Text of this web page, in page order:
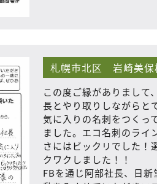
札幌市北区 岩崎美保
この度ご縁がありまして
長とやり取りしながらと
気に入りの名刺をつくっ
ました。エコ名刺のライ
さにはビックリでした！
クワクしました！！
FBを通じ阿部社長、日新